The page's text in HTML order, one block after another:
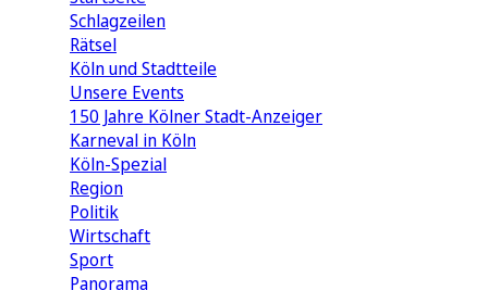
Schlagzeilen
Rätsel
Köln und Stadtteile
Unsere Events
150 Jahre Kölner Stadt-Anzeiger
Karneval in Köln
Köln-Spezial
Region
Politik
Wirtschaft
Sport
Panorama